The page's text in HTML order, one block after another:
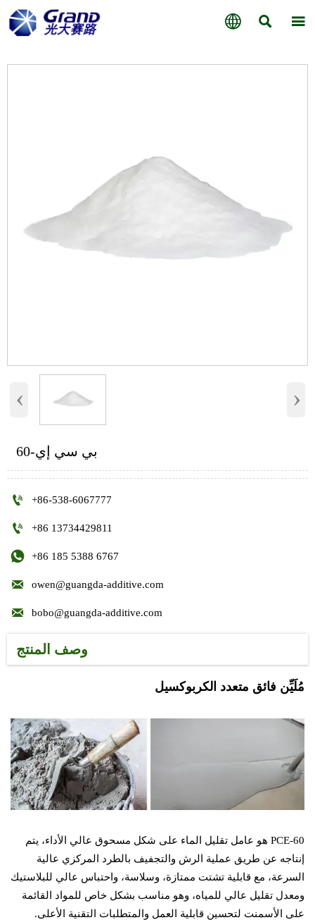
  
‹ ›
بي سي إي-60
 +86-538-6067777
 +86 13734429811
 +86 185 5388 6767
 owen@guangda-additive.com
 bobo@guangda-additive.com
وصف المنتج
مُلَيِّن فائق متعدد الكربوكسيل
PCE-60 هو عامل تقليل الماء على شكل مسحوق عالي الأداء، يتم
إنتاجه عن طريق عملية الرش والتجفيف بالطرد المركزي عالية
السرعة، مع قابلية تشتت ممتازة، وسلاسة، واحتباس عالي للبلاستيك
ومعدل تقليل عالي للمياه، وهو مناسب بشكل خاص للمواد القائمة
على الأسمنت لتحسين قابلية العمل والمتطلبات التقنية الأعلى.